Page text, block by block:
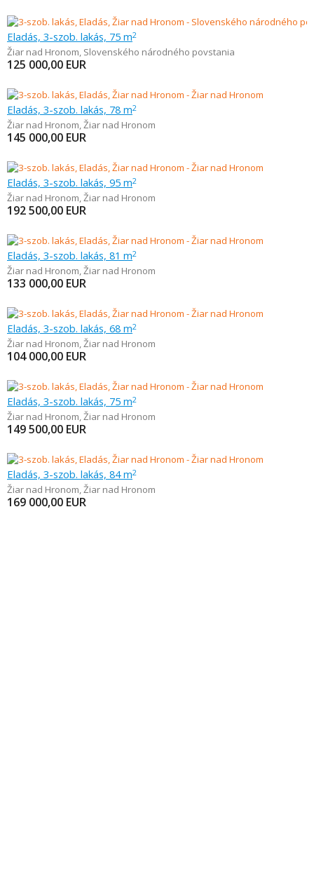
Eladás, 3-szob. lakás, 75 m2
Žiar nad Hronom, Slovenského národného povstania
125 000,00 EUR
Eladás, 3-szob. lakás, 78 m2
Žiar nad Hronom,Žiar nad Hronom
145 000,00 EUR
Eladás, 3-szob. lakás, 95 m2
Žiar nad Hronom,Žiar nad Hronom
192 500,00 EUR
Eladás, 3-szob. lakás, 81 m2
Žiar nad Hronom,Žiar nad Hronom
133 000,00 EUR
Eladás, 3-szob. lakás, 68 m2
Žiar nad Hronom,Žiar nad Hronom
104 000,00 EUR
Eladás, 3-szob. lakás, 75 m2
Žiar nad Hronom,Žiar nad Hronom
149 500,00 EUR
Eladás, 3-szob. lakás, 84 m2
Žiar nad Hronom,Žiar nad Hronom
169 000,00 EUR